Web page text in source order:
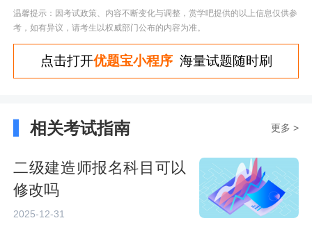
温馨提示：因考试政策、内容不断变化与调整，赏学吧提供的以上信息仅供参
考，如有异议，请考生以权威部门公布的内容为准。
点击打开优题宝小程序海量试题随时刷
相关考试指南 更多 >
二级建造师报名科目可以
修改吗
2025-12-31